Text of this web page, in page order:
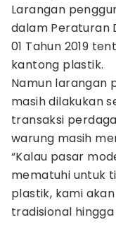
Larangan
dalam Peraturan
01 Tahun 2019
kantong plastik.
Namun larangan
masih dilakukan
transaksi
warung masih
“Kalau pasar
mematuhi untuk
plastik, kami
tradisional hingga